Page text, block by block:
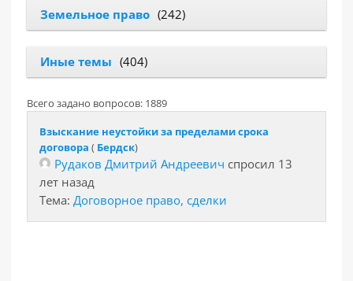
Земельное право (242)
Иные темы (404)
Всего задано вопросов: 1889
Взыскание неустойки за пределами срока
договора ( Бердск)
Рудаков Дмитрий Андреевич спросил 13
лет назад
Тема: Договорное право, сделки